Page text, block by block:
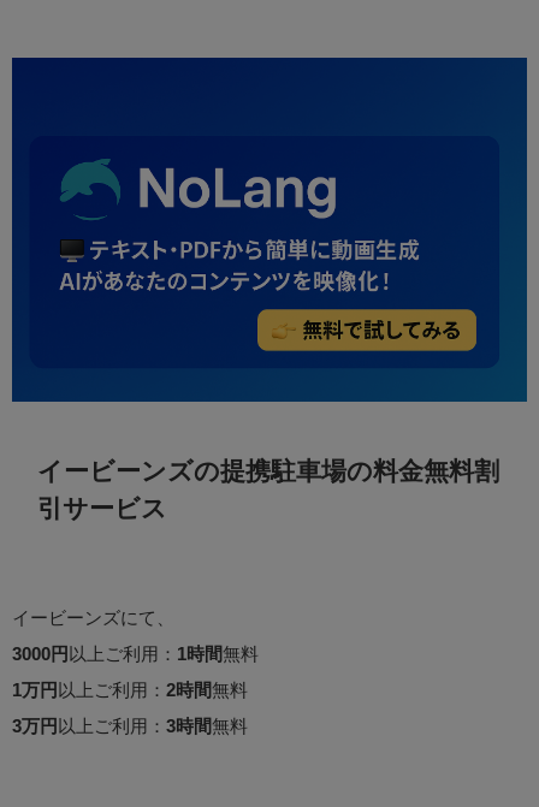
イービーンズの提携駐車場の料金無料割
引サービス
イービーンズにて、
3000円 以上ご利用： 1時間無料
1万円 以上ご利用： 2時間無料
3万円 以上ご利用： 3時間無料